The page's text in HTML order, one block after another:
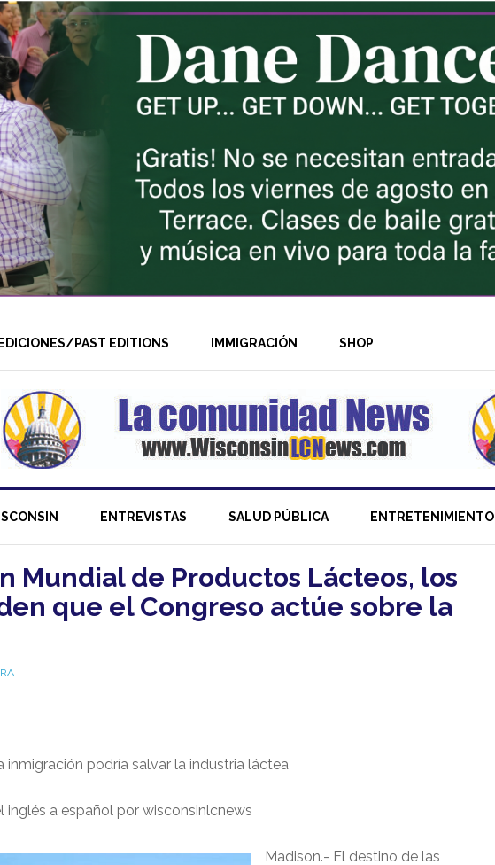
EDICIONES/PAST EDITIONS IMMIGRACIÓN SHOP
ENTREVISTAS SALUD PÚBLICA ENTRETENIMIENTO
Mundial de Productos Lácteos, los
que el Congreso actúe sobre la
inmigración podría salvar la industria láctea
inglés a español por wisconsinlcnews
Madison.- El destino de las